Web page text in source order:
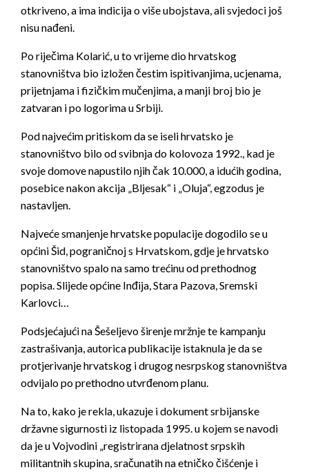
otkriveno, a ima indicija o više ubojstava, ali svjedoci još
nisu nađeni.
Po riječima Kolarić, u to vrijeme dio hrvatskog
stanovništva bio izložen čestim ispitivanjima, ucjenama,
prijetnjama i fizičkim mučenjima, a manji broj bio je
zatvaran i po logorima u Srbiji.
Pod najvećim pritiskom da se iseli hrvatsko je
stanovništvo bilo od svibnja do kolovoza 1992., kad je
svoje domove napustilo njih čak 10.000, a idućih godina,
posebice nakon akcija „Bljesak“ i „Oluja“, egzodus je
nastavljen.
Najveće smanjenje hrvatske populacije dogodilo se u
općini Šid, pograničnoj s Hrvatskom, gdje je hrvatsko
stanovništvo spalo na samo trećinu od prethodnog
popisa. Slijede općine Inđija, Stara Pazova, Sremski
Karlovci…
Podsjećajući na Šešeljevo širenje mržnje te kampanju
zastrašivanja, autorica publikacije istaknula je da se
protjerivanje hrvatskog i drugog nesrpskog stanovništva
odvijalo po prethodno utvrđenom planu.
Na to, kako je rekla, ukazuje i dokument srbijanske
državne sigurnosti iz listopada 1995. u kojem se navodi
da je u Vojvodini „registrirana djelatnost srpskih
militantnih skupina, sračunatih na etničko čišćenje i